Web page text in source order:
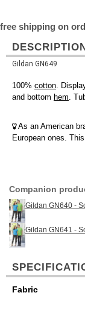
free shipping on
Gildan GN649
100% cotton.
and bottom hem.
As an American
European ones.
Companion
Gildan GN640 -
Gildan GN641 -
Fabric